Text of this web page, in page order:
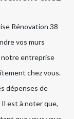
Rénovation 38
vos murs
entreprise
chez vous.
dépenses de
est à noter que,